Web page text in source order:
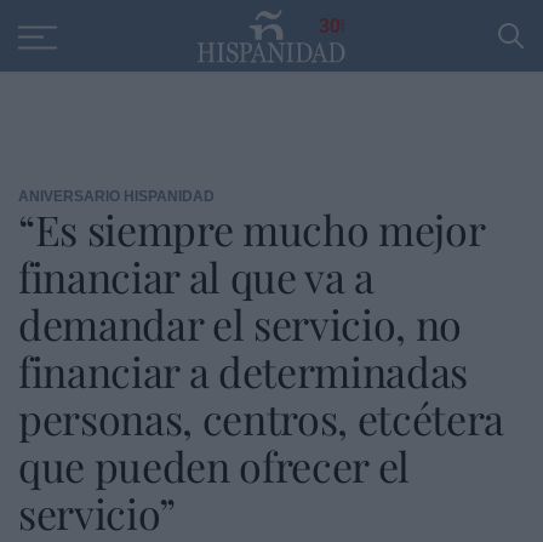
30
ANIVERSARIO HISPANIDAD
“Es siempre mucho mejor
financiar al que va a
demandar el servicio, no
financiar a determinadas
personas, centros, etcétera
que pueden ofrecer el
servicio”